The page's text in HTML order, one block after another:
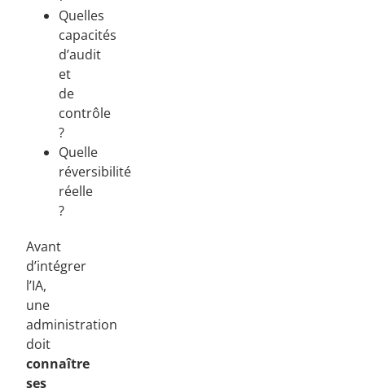
Quelles
capacités
d’audit
et
de
contrôle
?
Quelle
réversibilité
réelle
?
Avant
d’intégrer
l’IA,
une
administration
doit
connaître
ses